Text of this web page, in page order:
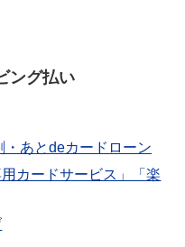
ング払い
あとdeカードローン
カードサービス」「楽